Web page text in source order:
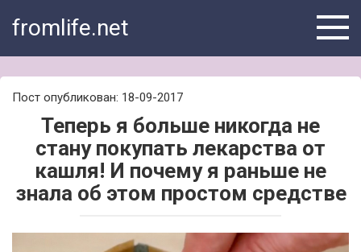
fromlife.net
Пост опубликован: 18-09-2017
Теперь я больше никогда не
стану покупать лекарства от
кашля! И почему я раньше не
знала об этом простом средстве